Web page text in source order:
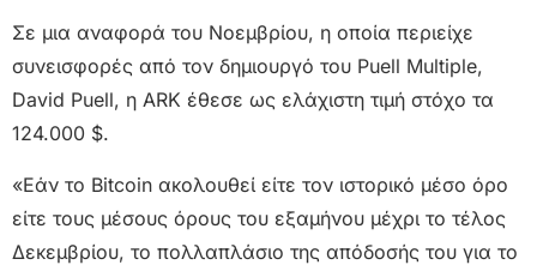
Σε μια αναφορά του Νοεμβρίου, η οποία περιείχε
συνεισφορές από τον δημιουργό του Puell Multiple,
David Puell, η ARK έθεσε ως ελάχιστη τιμή στόχο τα
124.000 $.
«Εάν το Bitcoin ακολουθεί είτε τον ιστορικό μέσο όρο
είτε τους μέσους όρους του εξαμήνου μέχρι το τέλος
Δεκεμβρίου, το πολλαπλάσιο της απόδοσής του για το